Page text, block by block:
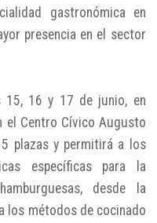
gastronómica en
presencia en el sector
15, 16 y 17 de junio, en
el Centro Cívico Augusto
plazas y permitirá a los
específicas para la
desde la
los métodos de cocinado